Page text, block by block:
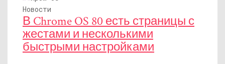
Новости
В Chrome OS 80 есть страницы с
жестами и несколькими
быстрыми настройками